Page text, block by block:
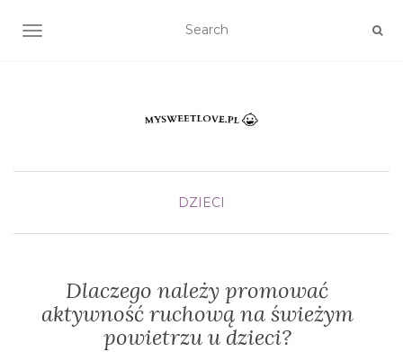
TOGGLE NAVIGATION
DZIECI
Dlaczego należy promować
aktywność ruchową na świeżym
powietrzu u dzieci?